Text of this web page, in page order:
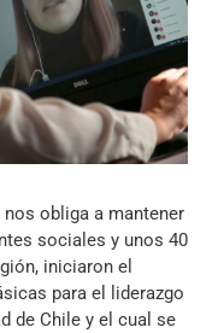
obliga a mantener
sociales y unos 40
iniciaron el
para el liderazgo
de Chile y el cual se